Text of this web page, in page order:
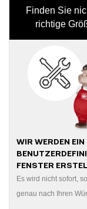
Finden Sie
richtige
WIR WERDEN EIN
FENSTER
Es wird nicht sofort,
genau nach Ihren